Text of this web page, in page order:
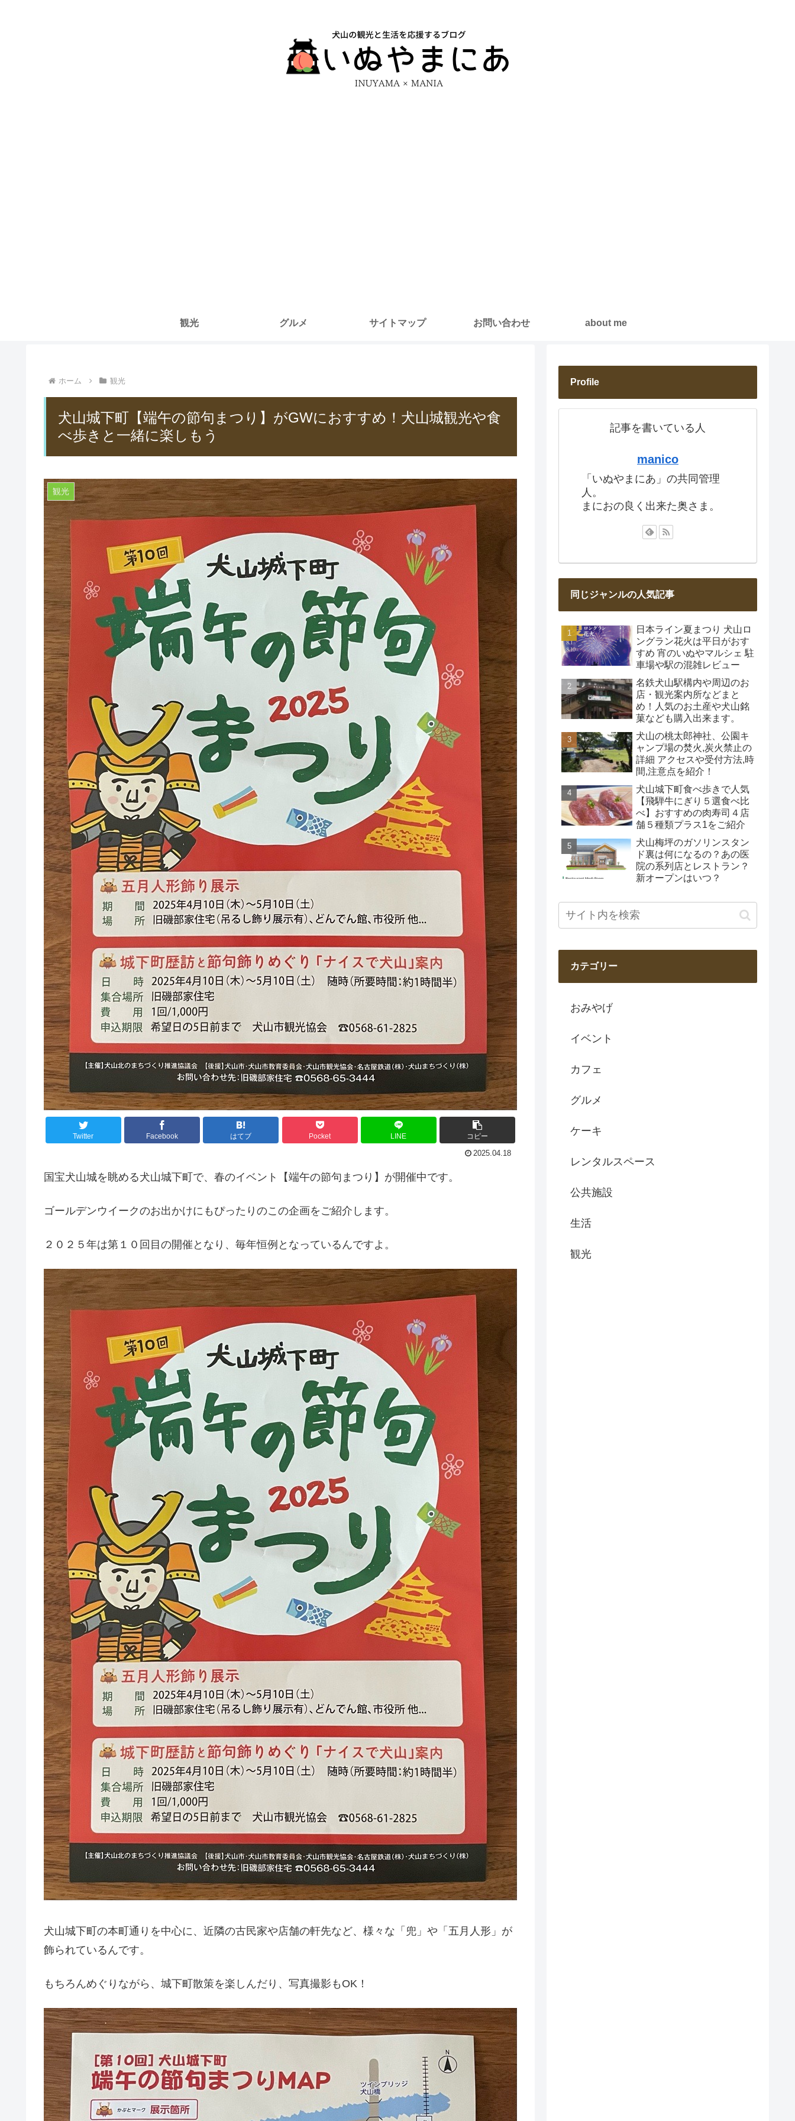
観光 グルメ サイトマップ お問い合わせ about me
ホーム 観光
犬山城下町【端午の節句まつり】がGWにおすすめ！犬山城観光や食
べ歩きと一緒に楽しもう
観光
Twitter Facebook はてブ Pocket LINE コピー
2025.04.18
国宝犬山城を眺める犬山城下町で、春のイベント【端午の節句まつり】が開催中です。
ゴールデンウイークのお出かけにもぴったりのこの企画をご紹介します。
２０２５年は第１０回目の開催となり、毎年恒例となっているんですよ。
犬山城下町の本町通りを中心に、近隣の古民家や店舗の軒先など、様々な「兜」や「五月人形」が
飾られているんです。
もちろんめぐりながら、城下町散策を楽しんだり、写真撮影もOK！
Profile
記事を書いている人
manico
「いぬやまにあ」の共同管理
人。
まにおの良く出来た奥さま。
同じジャンルの人気記事
日本ライン夏まつり 犬山ロ
ングラン花火は平日がおす
すめ 宵のいぬやマルシェ 駐
車場や駅の混雑レビュー
名鉄犬山駅構内や周辺のお
店・観光案内所などまと
め！人気のお土産や犬山銘
菓なども購入出来ます。
犬山の桃太郎神社、公園キ
ャンプ場の焚火,炭火禁止の
詳細 アクセスや受付方法,時
間,注意点を紹介！
犬山城下町食べ歩きで人気
【飛騨牛にぎり５選食べ比
べ】おすすめの肉寿司４店
舗５種類プラス1をご紹介
犬山梅坪のガソリンスタン
ド裏は何になるの？あの医
院の系列店とレストラン？
新オープンはいつ？
カテゴリー
おみやげ
イベント
カフェ
グルメ
ケーキ
レンタルスペース
公共施設
生活
観光